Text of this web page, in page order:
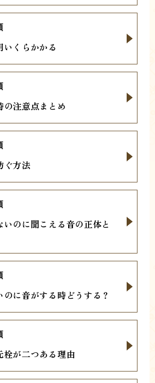
いくらかかる
の注意点まとめ
ぐ方法
いのに聞こえる音の正体と
に音がする時どうする？
栓が二つある理由